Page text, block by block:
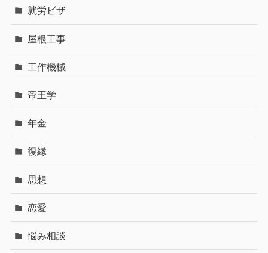
就労ビザ
屋根工事
工作機械
帝王学
年金
復縁
思想
恋愛
悩み相談